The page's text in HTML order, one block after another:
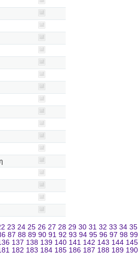
23 24 25 26 27 28 29 30 31 32 33 34 35
87 88 89 90 91 92 93 94 95 96 97 98 99
137 138 139 140 141 142 143 144 145
182 183 184 185 186 187 188 189 190